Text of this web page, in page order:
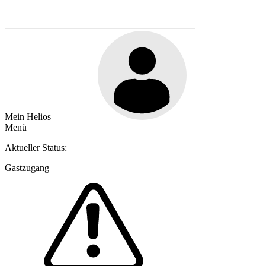
Mein Helios
Menü
Aktueller Status:
Gastzugang